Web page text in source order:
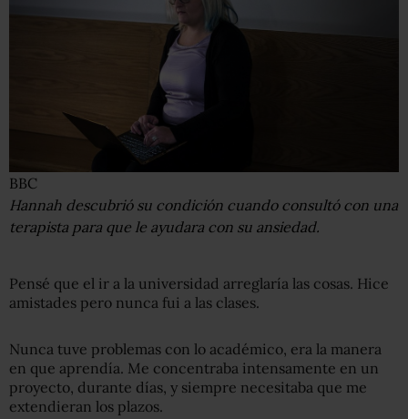
BBC
Hannah descubrió su condición cuando consultó con una
terapista para que le ayudara con su ansiedad.
Pensé que el ir a la universidad arreglaría las cosas. Hice
amistades pero nunca fui a las clases.
Nunca tuve problemas con lo académico, era la manera
en que aprendía. Me concentraba intensamente en un
proyecto, durante días, y siempre necesitaba que me
extendieran los plazos.